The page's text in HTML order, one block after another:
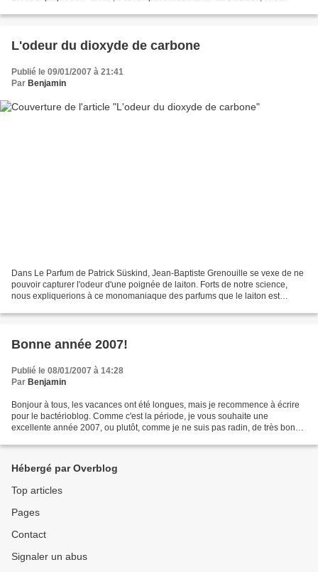
L'odeur du dioxyde de carbone
Publié le 09/01/2007 à 21:41
Par Benjamin
Dans Le Parfum de Patrick Süskind, Jean-Baptiste Grenouille se vexe de ne
pouvoir capturer l'odeur d'une poignée de laiton. Forts de notre science,
nous expliquerions à ce monomaniaque des parfums que le laiton est
Bonne année 2007!
Publié le 08/01/2007 à 14:28
Par Benjamin
Bonjour à tous, les vacances ont été longues, mais je recommence à écrire
pour le bactérioblog. Comme c'est la période, je vous souhaite une
excellente année 2007, ou plutôt, comme je ne suis pas radin, de très bons
Hébergé par Overblog
Top articles
Pages
Contact
Signaler un abus